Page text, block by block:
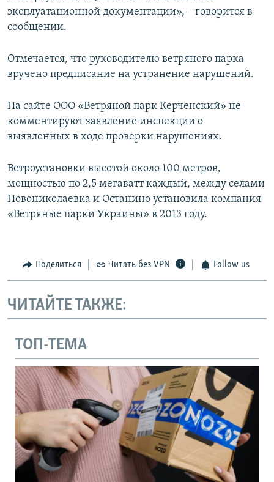
эксплуатационной документации», – говорится в
сообщении.
Отмечается, что руководителю ветряного парка
вручено предписание на устранение нарушений.
На сайте ООО «Ветряной парк Керченский» не
комментируют заявление инспекции о
выявленных в ходе проверки нарушениях.
Ветроустановки высотой около 100 метров,
мощностью по 2,5 мегаватт каждый, между селами
Новониколаевка и Останино установила компания
«Ветряные парки Украины» в 2013 году.
Поделиться Читать без VPN Follow us
ЧИТАЙТЕ ТАКЖЕ:
ТОП-ТЕМА